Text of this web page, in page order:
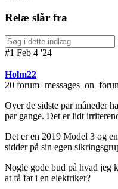
Relæ slår fra
#1 Feb 4 '24
Holm22
20
Over de sidste par måneder
par gange. Det er lidt
Det er en 2019 Model 3 og
sidder på sin egen
Nogle gode bud på hvad jeg
at få fat i en elektriker?